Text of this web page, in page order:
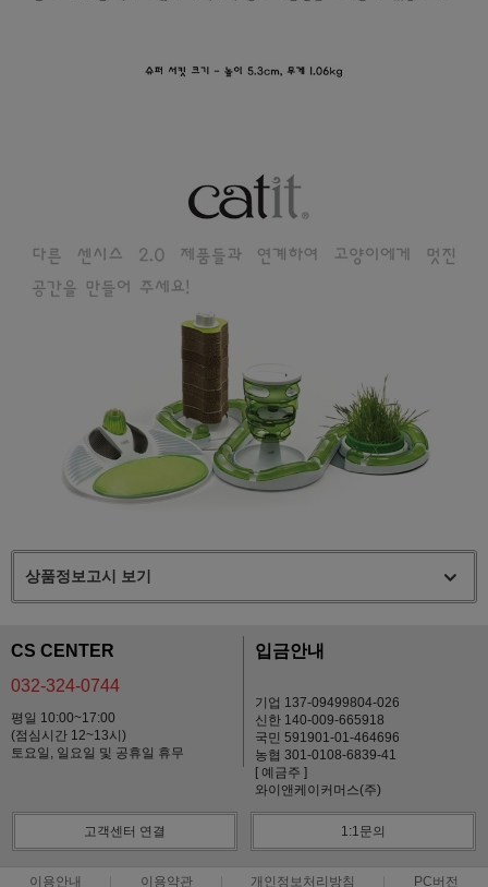
상품정보고시 보기
CS CENTER
032-324-0744
평일 10:00~17:00
(점심시간 12~13시)
토요일, 일요일 및 공휴일 휴무
입금안내
기업 137-09499804-026
신한 140-009-665918
국민 591901-01-464696
농협 301-0108-6839-41
[ 예금주 ]
와이앤케이커머스(주)
고객센터 연결 1:1문의
이용안내 이용약관 개인정보처리방침 PC버전